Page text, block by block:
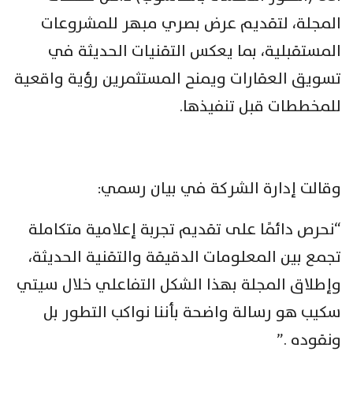
المجلة، لتقديم عرض بصري مبهر للمشروعات
المستقبلية، بما يعكس التقنيات الحديثة في
تسويق العقارات ويمنح المستثمرين رؤية واقعية
للمخططات قبل تنفيذها.
وقالت إدارة الشركة في بيان رسمي:
“نحرص دائمًا على تقديم تجربة إعلامية متكاملة
تجمع بين المعلومات الدقيقة والتقنية الحديثة،
وإطلاق المجلة بهذا الشكل التفاعلي خلال سيتي
سكيب هو رسالة واضحة بأننا نواكب التطور بل
ونقوده .”